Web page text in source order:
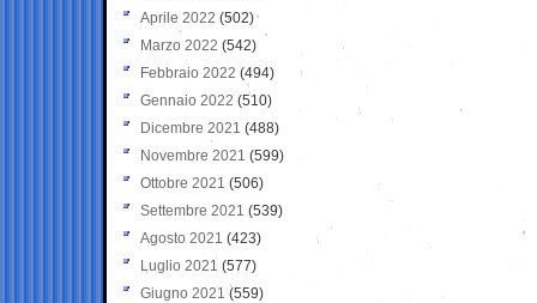
Aprile 2022 (502)
Marzo 2022 (542)
Febbraio 2022 (494)
Gennaio 2022 (510)
Dicembre 2021 (488)
Novembre 2021 (599)
Ottobre 2021 (506)
Settembre 2021 (539)
Agosto 2021 (423)
Luglio 2021 (577)
Giugno 2021(559)